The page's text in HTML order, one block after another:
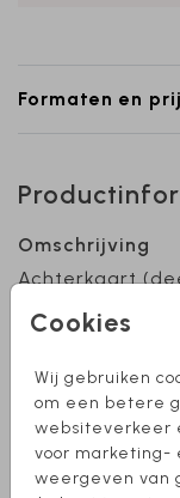
Cookies
Wij gebruiken
om een betere
websiteverkeer
voor marketing-
weergeven van
Formaten en
Omschrijving
Achterkaart
op: zet alle
achterkaart
het rechter
namelijk op
bevestigd.
Toon meer
Collectie